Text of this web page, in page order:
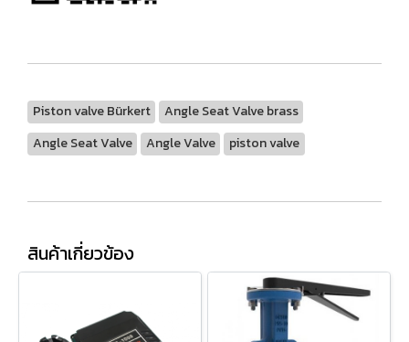
Piston valve Bürkert
Angle Seat Valve brass
Angle Seat Valve
Angle Valve piston valve
สินค้าเกี่ยวข้อง